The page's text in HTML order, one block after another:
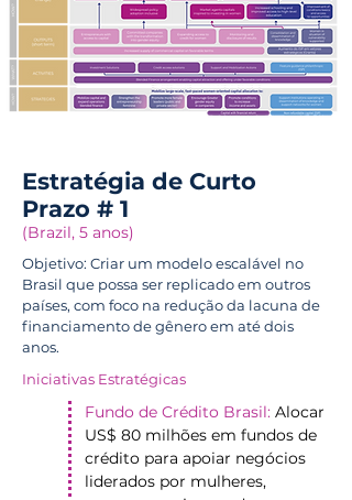
Estratégia de Curto
Prazo # 1
(Brazil, 5 anos)
Objetivo: Criar um modelo escalável no
Brasil que possa ser replicado em outros
países, com foco na redução da lacuna de
financiamento de gênero em até dois
anos.
Iniciativas Estratégicas
Fundo de Crédito Brasil: Alocar
US$ 80 milhões em fundos de
crédito para apoiar negócios
liderados por mulheres,